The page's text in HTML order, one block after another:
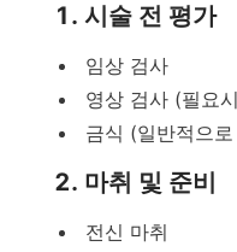
1. 시술 전 평가
임상 검사
영상 검사 (필요
금식 (일반적으
2. 마취 및 준비
전신 마취